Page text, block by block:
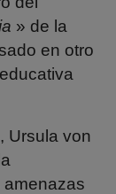
» de la
en otro
Ursula von
amenazas